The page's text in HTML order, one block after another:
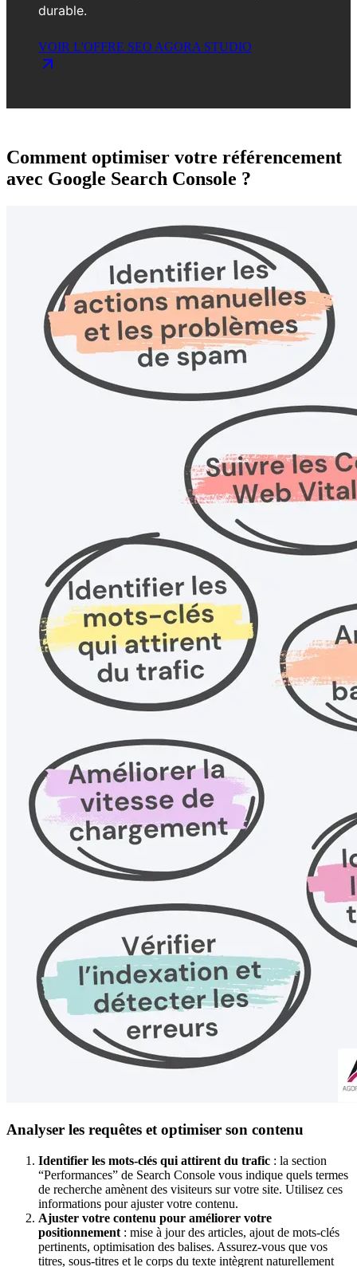
durable.
VOIR L'OFFRE SEO AGORA STUDIO
Comment optimiser votre référencement
avec Google Search Console ?
Analyser les requêtes et optimiser son contenu
Identifier les mots-clés qui attirent du trafic : la section
“Performances” de Search Console vous indique quels termes
de recherche amènent des visiteurs sur votre site. Utilisez ces
informations pour ajuster votre contenu.
Ajuster votre contenu pour améliorer votre
positionnement : mise à jour des articles, ajout de mots-clés
pertinents, optimisation des balises. Assurez-vous que vos
titres, sous-titres et le corps du texte intègrent naturellement